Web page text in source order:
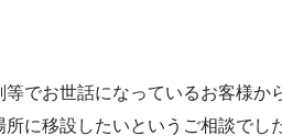
等でお世話になっているお客様
に移設したいというご相談でし